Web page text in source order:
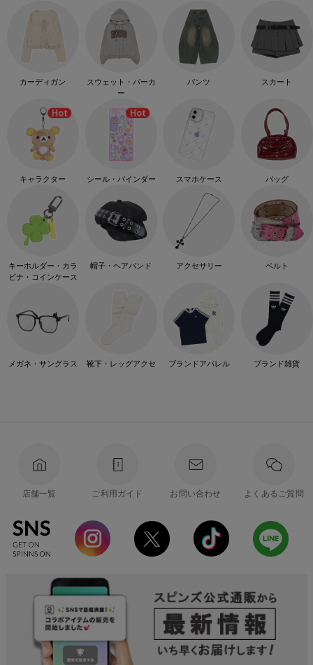
カーディガン
スウェット・パーカ
ー
パンツ スカート
キャラクター シール・バインダー スマホケース バッグ
キーホルダー・カラ
ビナ・コインケース
帽子・ヘアバンド アクセサリー ベルト
メガネ・サングラス 靴下・レッグアクセ ブランドアパレル ブランド雑貨
店舗一覧 ご利用ガイド お問い合わせ よくあるご質問